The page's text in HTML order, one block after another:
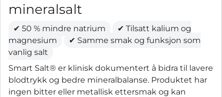
mineralsalt
✔ 50 % mindre natrium
✔ Tilsatt kalium og
magnesium
✔ Samme smak og funksjon som
vanlig salt
Smart Salt® er klinisk dokumentert å bidra til lavere
blodtrykk og bedre mineralbalanse. Produktet har
ingen bitter eller metallisk ettersmak og kan